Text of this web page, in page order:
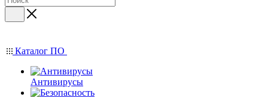
Каталог ПО
Антивирусы